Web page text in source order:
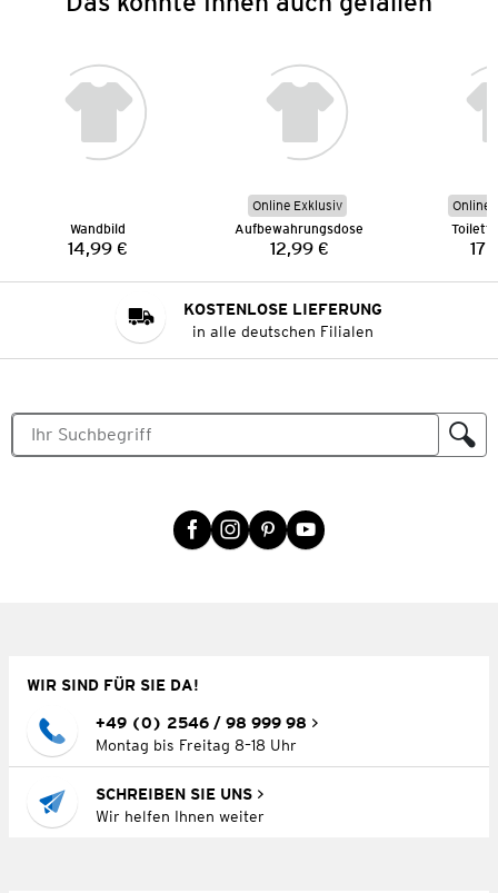
Wandbild
Preis:
14,99 €
Online Exklusiv
Aufbewahrungsdose
Preis:
12,99 €
Online
KOSTENLOSE LIEFERUNG
in alle deutschen Filialen
WIR SIND FÜR SIE DA!
+49 (0) 2546 / 98 999 98
Montag bis Freitag 8–18 Uhr
SCHREIBEN SIE UNS
Wir helfen Ihnen weiter